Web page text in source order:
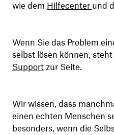
wie dem Hilfecenter und
Wenn Sie das Problem
selbst lösen können,
Supportzur Seite.
Wir wissen, dass
einen echten Menschen
besonders, wenn die